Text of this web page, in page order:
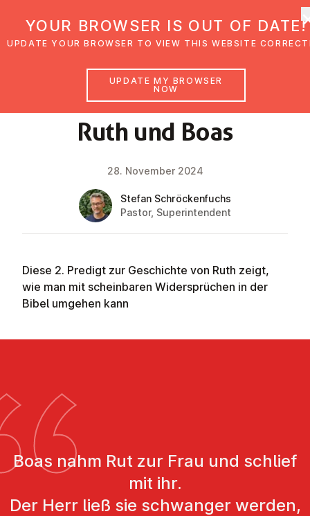
Ruth und Boas
FAITH IMPULSE
28. November 2024
Stefan Schröckenfuchs
Pastor, Superintendent
Diese 2. Predigt zur Geschichte von Ruth zeigt,
wie man mit scheinbaren Widersprüchen in der
Bibel umgehen kann
Boas nahm Rut zur Frau und schlief
mit ihr.
Der Herr ließ sie schwanger werden,
YOUR BROWSER IS OUT OF DATE!
UPDATE YOUR BROWSER TO VIEW THIS WEBSITE
UPDATE MY BROWSER
NOW